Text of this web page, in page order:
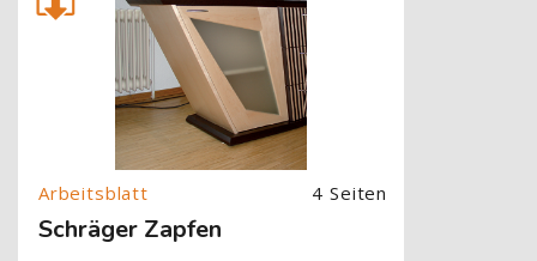
4 Seiten
Schräger Zapfen